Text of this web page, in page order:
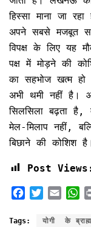
हिस्सा माना जा
अपने सबसे मजबूत
विपक्ष के लिए यह
पक्ष में मोड़ने की
का सहभोज खत्म हो
अभी थमी नहीं है।
सिलसिला बढ़ता है,
मेल-मिलाप नहीं,
बिछाने की कोशिश है।
Post
c
i
a
a
Tags: योगी के